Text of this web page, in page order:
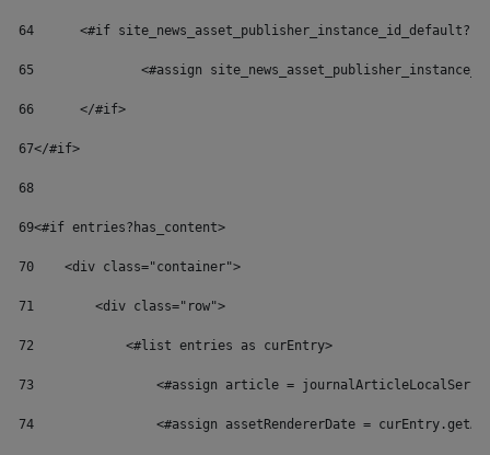
64
<#if
65
<#assign
66
	</#if>
67</#if>
68
69<#if entries?has_content>
70
    <div class="container">
71
        <div class="row">
72
            <#list entries as curEntry>
73
<#assign article =
74
<#assign assetRendererDate =